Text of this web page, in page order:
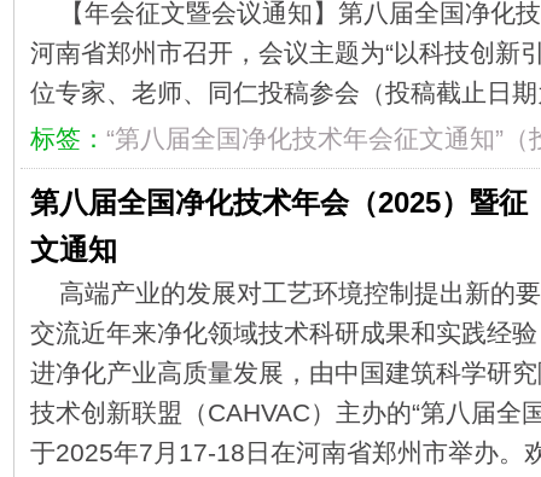
【年会征文暨会议通知】第八届全国净化
河南省郑州市召开，会议主题为“以科技创新
位专家、老师、同仁投稿参会（投稿截止日
标签： “第八届全国净化技术年会征文通知”
第八届全国净化技术年会（2025）暨征
文通知
高端产业的发展对工艺环境控制提出新的
交流近年来净化领域技术科研成果和实践经
进净化产业高质量发展，由中国建筑科学研
技术创新联盟（CAHVAC）主办的“第八届全
于2025年7月17-18日在河南省郑州市举办。